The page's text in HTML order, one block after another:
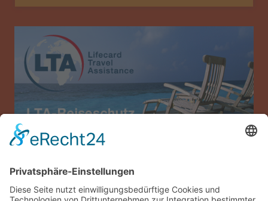
Allianz Travel Reiseversicherung (nur für
Österreich)